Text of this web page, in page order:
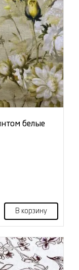
белые
В корзину